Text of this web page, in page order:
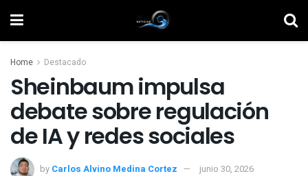
Home Destacado
Sheinbaum impulsa
debate sobre regulación
de IA y redes sociales
by Carlos Alvino Medina Cortez junio 30, 2026